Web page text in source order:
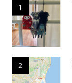
1
2